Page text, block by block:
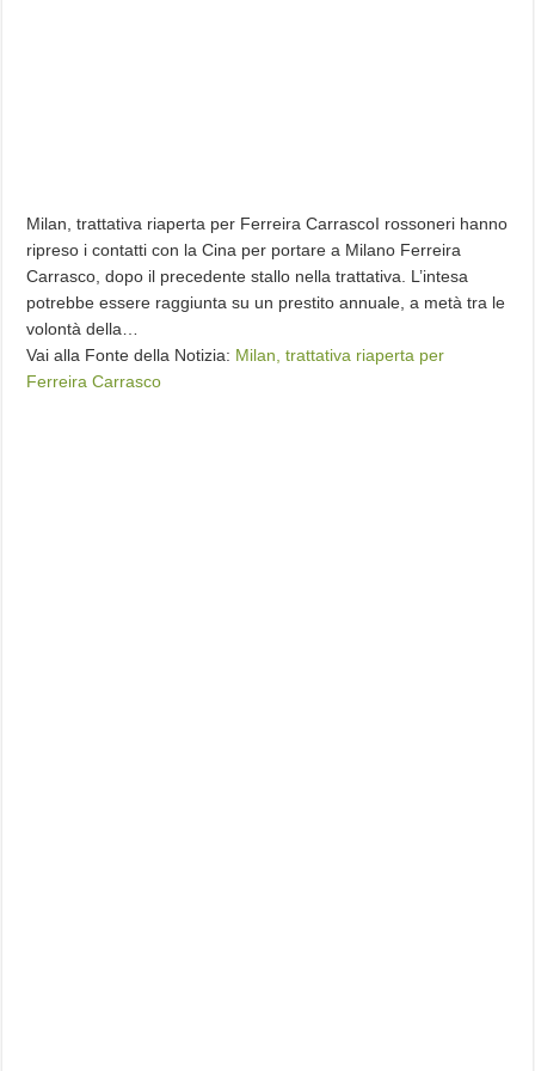
Milan, trattativa riaperta per Ferreira CarrascoI rossoneri hanno
ripreso i contatti con la Cina per portare a Milano Ferreira
Carrasco, dopo il precedente stallo nella trattativa. L’intesa
potrebbe essere raggiunta su un prestito annuale, a metà tra le
volontà della…
Vai alla Fonte della Notizia: Milan, trattativa riaperta per
Ferreira Carrasco